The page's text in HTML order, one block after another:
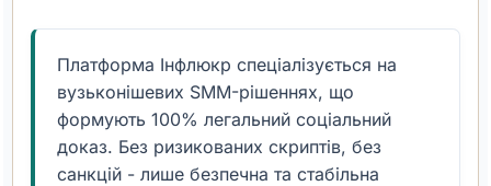
Платформа Інфлюкр спеціалізується на
вузьконішевих SMM-рішеннях, що
формують 100% легальний соціальний
доказ. Без ризикованих скриптів, без
санкцій - лише безпечна та стабільна